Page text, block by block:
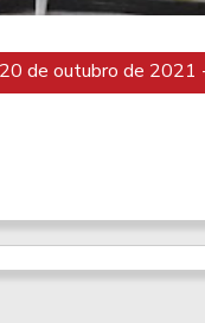
de outubro de 2021